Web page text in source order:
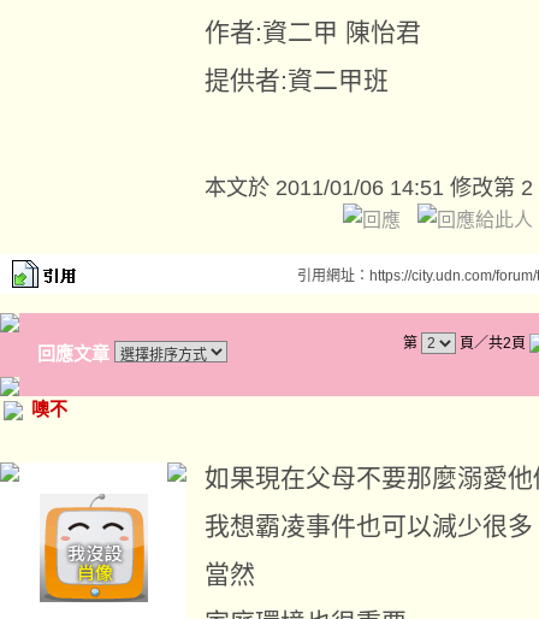
作者:資二甲 陳怡君
提供者:資二甲班
本文於 2011/01/06 14:51 修改第 2
引用網址：https://city.udn.com/
回應文章 第 頁／共2頁
噢不
如果現在父母不要那麼溺愛
我想霸凌事件也可以減少很多
當然